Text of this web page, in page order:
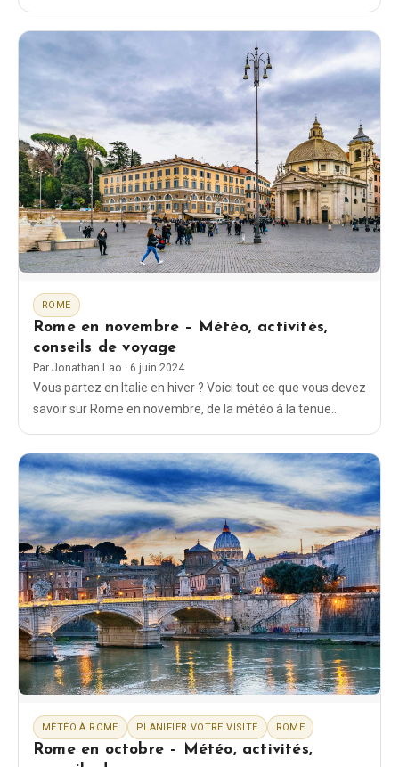
à la tenue vestimentaire en passant par les activités à faire.
ROME
Rome en novembre – Météo, activités,
conseils de voyage
Par Jonathan Lao · 6 juin 2024
Vous partez en Italie en hiver ? Voici tout ce que vous devez
savoir sur Rome en novembre, de la météo à la tenue
MÉTÉO À ROME PLANIFIER VOTRE VISITE ROME
Rome en octobre – Météo, activités,